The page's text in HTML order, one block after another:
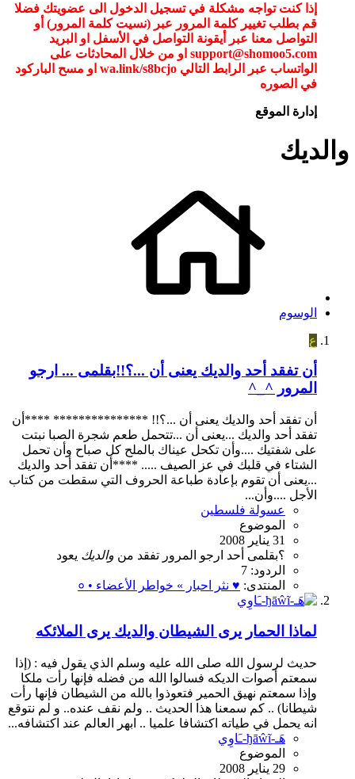
إذا كنت تواجه مشكلة في تسجيل الدخول الى عضويتك فضلا
قم بطلب تغيير كلمة المرور عبر (نسيت كلمة المرور) أو
التواصل معنا عبر أيقونة التواصل في الأسفل او البريد
support@shomoo5.com او من خلال المحادثات على
الواتساب عبر الرابط التالي wa.link/s8bcjo او مسح الباركود
في الصوره
إدارة الموقع
والديك
الوسوم
ع
أن تفقد أحد والديك يعنى أن ...؟!!بقلمى ... ارجو
المرور ^_^
أن تفقد أحد والديك يعنى أن ...؟!! *************** ****أن
تفقد أحد والديك ...يعنى أن ...تتحمل طعم شجرة الصبا نبتت
على شفتيك ....وأن تكحل عيناك بالملح كل صباح وأن تحمل
الشتاء في قلبك في عز الصيف ..... ****أن تفقد أحد والديك
...يعنى أن تقوم بإعادة طباعة الحروف التي سقطت من كتاب
الأجل ....وأن...
عسولة فلسطين
الموضوع
31 يناير 2008
؟بقلمى أحد ارجو المرور تفقد من والديك يعود
الردود: 7
المنتدى: ♥ نثر احبار » خواطر الأعضاء • ०
لماذا الحمار يرى الشيطان والديك يرى الملائكه
حديث لرسول الله صلى الله عليه وسلم الذي يقول فيه : (إذا
سمعتم أصوات الديكه فسالوا الله من فضله فإنها رأت ملكا
وإذا سمعتم نهيق الحمير فتعوذوا بالله من الشيطان فإنها رأت
شيطانا) .. كم سمعنا هذا الحديث .. ولم نقف عنده.. و لم نتوقع
انه يحمل في طياته اكتشافا علميا .. ابهر العالم عند اكتشافه...
هَـ-ђāŵĩ-ـَاوِي
الموضوع
29 يناير 2008